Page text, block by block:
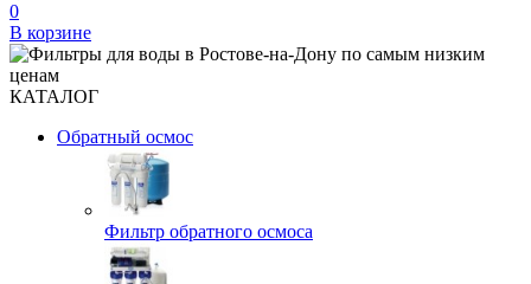
0
В корзине
КАТАЛОГ
Обратный осмос
Фильтр обратного осмоса